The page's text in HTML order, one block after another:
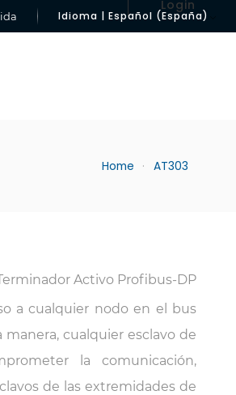
Idioma | Español (España)
Login
Home AT303
a cualquier nodo en el bus
cualquier esclavo de
la comunicación,
de las extremidades de